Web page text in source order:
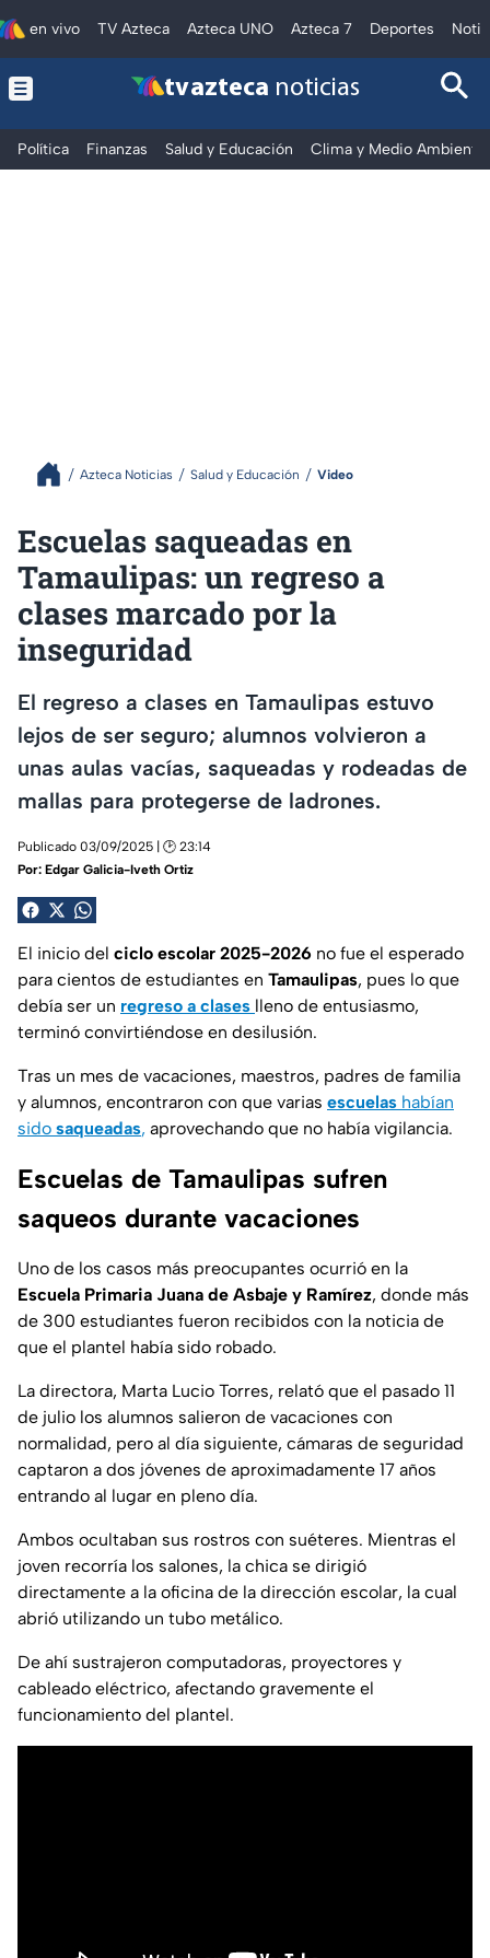
en vivo TV Azteca Azteca UNO Azteca 7 Deportes
tv azteca noticias
Política Finanzas Salud y Educación Clima y Medio Ambiente
Azteca Noticias Salud y Educación Video
Escuelas saqueadas en
Tamaulipas: un regreso a
clases marcado por la
inseguridad
El regreso a clases en Tamaulipas estuvo
lejos de ser seguro; alumnos volvieron a
unas aulas vacías, saqueadas y rodeadas de
mallas para protegerse de ladrones.
Publicado 03/09/2025 | 🕑 23:14
Por: Edgar Galicia-Iveth Ortiz
El inicio del ciclo escolar 2025-2026 no fue el esperado
para cientos de estudiantes en Tamaulipas, pues lo que
debía ser un regreso a clases lleno de entusiasmo,
terminó convirtiéndose en desilusión.
Tras un mes de vacaciones, maestros, padres de familia
y alumnos, encontraron con que varias escuelas habían
sido saqueadas, aprovechando que no había vigilancia.
Escuelas de Tamaulipas sufren
saqueos durante vacaciones
Uno de los casos más preocupantes ocurrió en la
Escuela Primaria Juana de Asbaje y Ramírez, donde más
de 300 estudiantes fueron recibidos con la noticia de
que el plantel había sido robado.
La directora, Marta Lucio Torres, relató que el pasado 11
de julio los alumnos salieron de vacaciones con
normalidad, pero al día siguiente, cámaras de seguridad
captaron a dos jóvenes de aproximadamente 17 años
entrando al lugar en pleno día.
Ambos ocultaban sus rostros con suéteres. Mientras el
joven recorría los salones, la chica se dirigió
directamente a la oficina de la dirección escolar, la cual
abrió utilizando un tubo metálico.
De ahí sustrajeron computadoras, proyectores y
cableado eléctrico, afectando gravemente el
funcionamiento del plantel.